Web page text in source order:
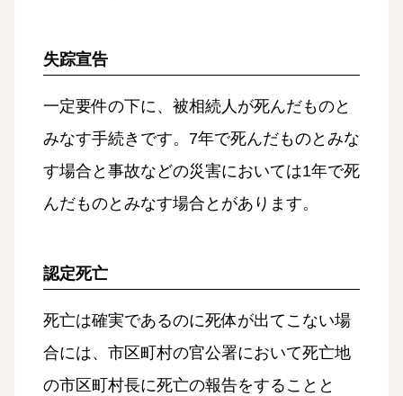
失踪宣告
一定要件の下に、被相続人が死んだものと
みなす手続きです。7年で死んだものとみな
す場合と事故などの災害においては1年で死
んだものとみなす場合とがあります。
認定死亡
死亡は確実であるのに死体が出てこない場
合には、市区町村の官公署において死亡地
の市区町村長に死亡の報告をすることと